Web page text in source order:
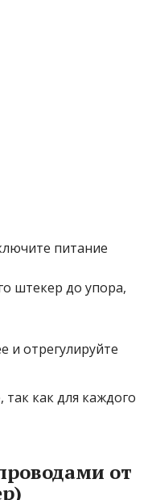
питание
штекер до упора,
и отрегулируйте
как для каждого
от